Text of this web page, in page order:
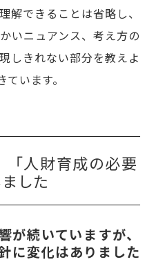
解できることは省略し、
いニュアンス、考え方の
しきれない部分を教えよ
います。
「人財育成の必要
した
が続いていますが、
に変化はありました